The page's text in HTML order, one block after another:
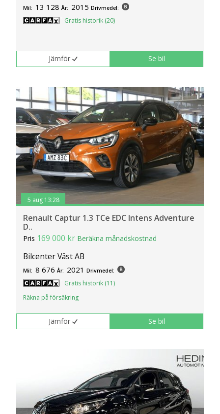
Mil: 13 128 År: 2015 Drivmedel:
Gratis historik (20)
Jämför Se bil
5 aug 13:28
Renault Captur 1.3 TCe EDC Intens Adventure
D..
Pris 169 000 kr Beräkna månadskostnad
Bilcenter Väst AB
Mil: 8 676 År: 2021 Drivmedel:
Gratis historik (11)
Räkna på försäkring
Jämför Se bil